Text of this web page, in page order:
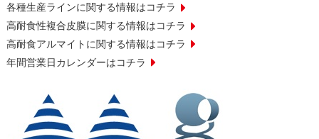
各種生産ラインに関する情報はコチラ
高耐食性複合皮膜に関する情報はコチラ
高耐食アルマイトに関する情報はコチラ
年間営業日カレンダーはコチラ